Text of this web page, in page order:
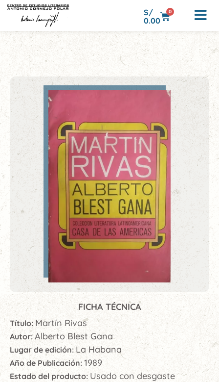
S/
0.00
0
FICHA TÉCNICA
Título: Martín Rivas
Autor:Alberto Blest Gana
Lugar de edición:La Habana
Año de Publicación: 1989
Estado del producto: Usado con desgaste